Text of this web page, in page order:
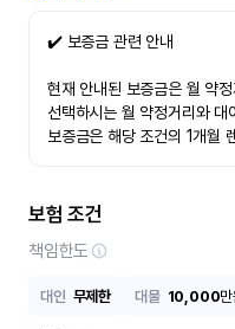
✔️ 보증금 관련 안내
현재 안내된 보증금은 월 약
선택하시는 월 약정거리와 대
보증금은 해당 조건의 1개월
보험 조건
책임한도
대인 무제한 대물 10,000